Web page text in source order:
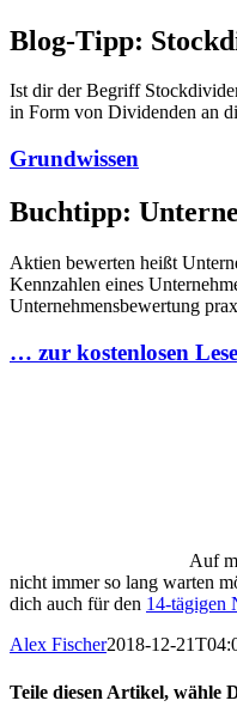
Blog-Tipp:
Ist dir der Begriff
in Form von Dividenden an
Grundwissen
Buchtipp:
Aktien bewerten heißt
Kennzahlen eines
Unternehmensbewertung
… zur kostenlosen
Auf
nicht immer so lang warten
dich auch für den 14-tägigen
Alex Fischer2018-12-
Teile diesen Artikel, wähle